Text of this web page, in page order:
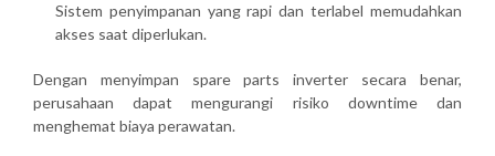
Sistem penyimpanan yang rapi dan terlabel memudahkan
akses saat diperlukan.
Dengan menyimpan spare parts inverter secara benar,
perusahaan dapatmengurangi risiko downtime dan
menghemat biaya perawatan.